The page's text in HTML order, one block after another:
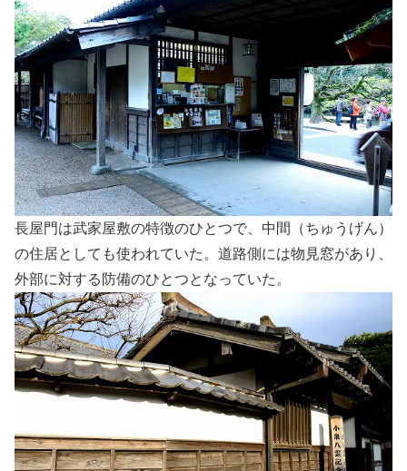
長屋門は武家屋敷の特徴のひとつで、中間（ちゅうげん）
の住居としても使われていた。道路側には物見窓があり、
外部に対する防備のひとつとなっていた。